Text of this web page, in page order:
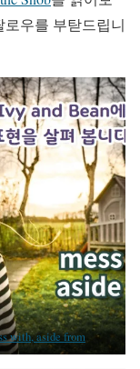
우를 부탇드립니
with, aside from